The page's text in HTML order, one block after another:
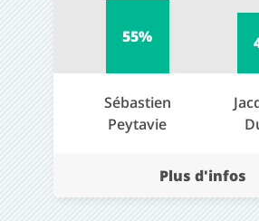
55%
Sébastien
Peytavie
Plus d'infos